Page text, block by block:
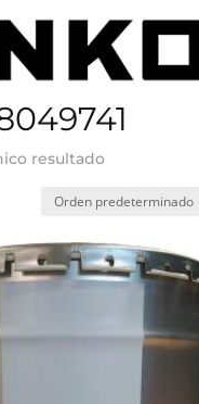
/ 8436558049741
resultado